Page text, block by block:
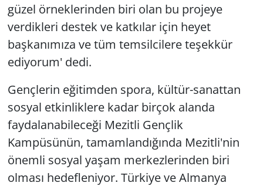
güzel örneklerinden biri olan bu projeye
verdikleri destek ve katkılar için heyet
başkanımıza ve tüm temsilcilere teşekkür
ediyorum' dedi.
Gençlerin eğitimden spora, kültür-sanattan
sosyal etkinliklere kadar birçok alanda
faydalanabileceği Mezitli Gençlik
Kampüsünün, tamamlandığında Mezitli'nin
önemli sosyal yaşam merkezlerinden biri
olması hedefleniyor. Türkiye ve Almanya